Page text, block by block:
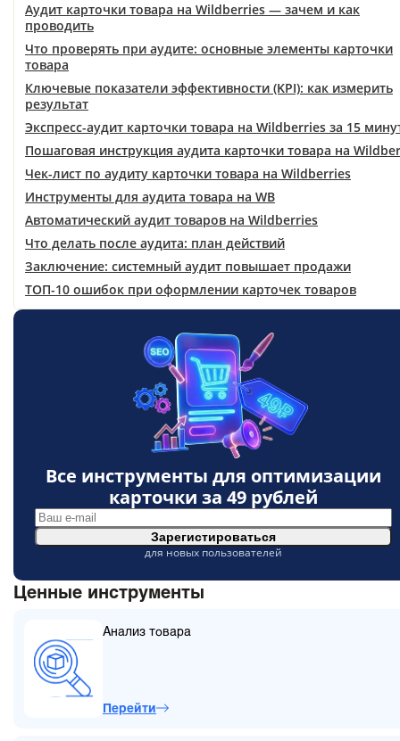
Аудит карточки товара на Wildberries — зачем и как
проводить
Что проверять при аудите: основные элементы карточки
товара
Ключевые показатели эффективности (KPI): как измерить
результат
Экспресс-аудит карточки товара на Wildberries за 15
Пошаговая инструкция аудита карточки товара на
Чек-лист по аудиту карточки товара на Wildberries
Инструменты для аудита товара на WB
Автоматический аудит товаров на Wildberries
Что делать после аудита: план действий
Заключение: системный аудит повышает продажи
ТОП-10 ошибок при оформлении карточек товаров
Все инструменты для оптимизации
карточки за 49 рублей
Зарегистироваться
для новых пользователей
Ценные инструменты
Анализ товара
Перейти